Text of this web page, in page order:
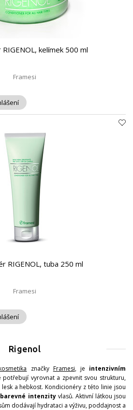
RIGENOL, kelímek 500 ml
Framesi
RIGENOL, tuba 250 ml
Framesi
Rigenol
značky Framesi, je intenzivním
potřebují vyrovnat a zpevnit svou strukturu,
a hebkost. Kondicionéry z této linie jsou
intenzityvlasů. Aktivní látkou jsou
dodávají hydrataci a výživu, poddajnost a